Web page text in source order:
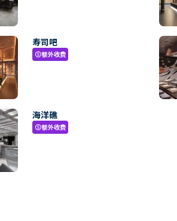
寿司吧
paid额外收费
海洋礁
paid额外收费